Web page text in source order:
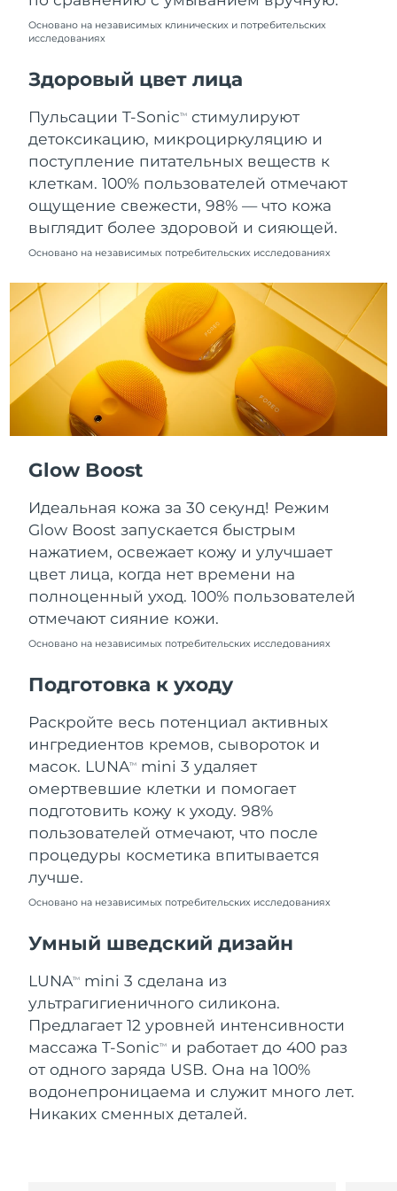
Основано на независимых клинических и потребительских
исследованиях
Здоровый цвет лица
Пульсации T-SonicTM
стимулируют
детоксикацию, микроциркуляцию и
поступление питательных веществ к
клеткам. 100% пользователей отмечают
ощущение свежести, 98% — что кожа
выглядит более здоровой и сияющей.
Основано на независимых потребительских исследованиях
Glow Boost
Идеальная кожа за 30 секунд! Режим
Glow Boost запускается быстрым
нажатием, освежает кожу и улучшает
цвет лица, когда нет времени на
полноценный уход. 100% пользователей
отмечают сияние кожи.
Основано на независимых потребительских исследованиях
Подготовка к уходу
Раскройте весь потенциал активных
ингредиентов кремов, сывороток и
масок. LUNATM
mini 3 удаляет
омертвевшие клетки и помогает
подготовить кожу к уходу. 98%
пользователей отмечают, что после
процедуры косметика впитывается
лучше.
Основано на независимых потребительских исследованиях
Умный шведский дизайн
LUNATM
mini 3 сделана из
ультрагигиеничного силикона.
Предлагает 12 уровней интенсивности
массажа T-SonicTM
и работает до 400 раз
от одного заряда USB. Она на 100%
водонепроницаема и служит много лет.
Никаких сменных деталей.
8/11/26
Норвегия
Ожидаемая дата доставки
8/10/26
Оман
Ожидаемая дата доставки
Ожидаемая дата доставки
Польша
Ожидаемая дата доставки
8/11/26
Португалия
Ожидаемая дата доставки
8/10/26
Пуэрто-Рико
Ожидаемая дата доставки
Катар
Реюньон
Ожидаемая дата доставки
Румыния
Ожидаемая дата доставки
8/10/26
Россия
Ожидаемая дата доставки
8/18/26
Саудовская Аравия
Ожидаемая дата доставки
Сингапур
Ожидаемая дата доставки
Словакия
Ожидаемая дата доставки
Словения
Ожидаемая дата доставки
Южно-Африканская
Ожидаемая дата доставки
Испания
Ожидаемая дата доставки
8/10/26
Швеция
Ожидаемая дата доставки
Швейцария
Ожидаемая дата доставки